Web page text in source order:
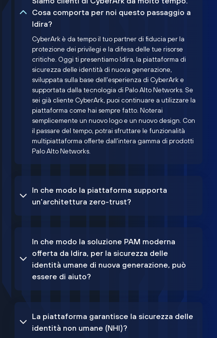
Cosa comporta per noi questo passaggio a
Idira?
CyberArk è da tempo il tuo partner di fiducia per la
protezione dei privilegi e la difesa delle tue risorse
critiche. Oggi ti presentiamo Idira, la piattaforma di
sicurezza delle identità di nuova generazione,
sviluppata sulla base dell'esperienza di CyberArk e
supportata dalla tecnologia di Palo Alto Networks. Se
sei già cliente CyberArk, puoi continuare a utilizzare la
piattaforma come hai sempre fatto. Noterai
semplicemente un nuovo logo e un nuovo design. Con
il passare del tempo, potrai sfruttare le funzionalità
multipiattaforma offerte dall'intera gamma di prodotti
Palo Alto Networks.
In che modo la piattaforma supporta
un'architettura zero-trust?
In che modo la soluzione PAM moderna
offerta da Idira, per la sicurezza delle
identità umane di nuova generazione, può
essere di aiuto?
La piattaforma garantisce la sicurezza delle
identità non umane (NHI)?